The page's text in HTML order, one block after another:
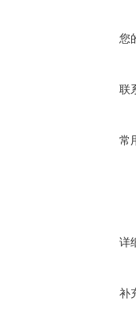
您
联
常
详
补